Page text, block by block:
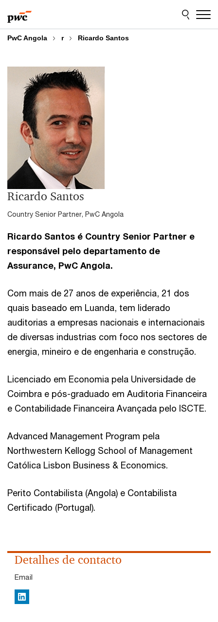
to
content
to
footer
PwC Angola r Ricardo Santos
Ricardo Santos
Country Senior Partner, PwC Angola
Ricardo Santos é Country Senior Partner e
responsável pelo departamento de
Assurance, PwC Angola.
Com mais de 27 anos de experiência, 21 dos
quais baseado em Luanda, tem liderado
auditorias a empresas nacionais e internacionais
de diversas industrias com foco nos sectores de
energia, mineiro e de engenharia e construção.
Licenciado em Economia pela Universidade de
Coimbra e pós-graduado em Auditoria Financeira
e Contabilidade Financeira Avançada pelo ISCTE.
Advanced Management Program pela
Northwestern Kellogg School of Management
Católica Lisbon Business & Economics.
Perito Contabilista (Angola) e Contabilista
Certificado (Portugal).
Detalhes de contacto
Email
LinkedIn